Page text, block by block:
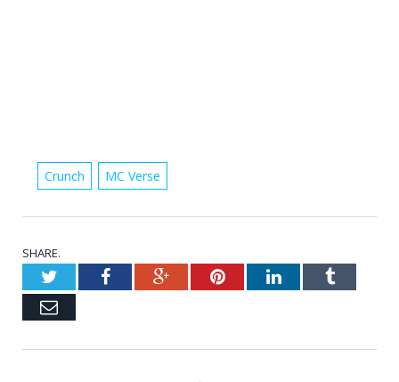
Crunch MC Verse
SHARE.
TwitterFacebookGoogle+PinterestLinkedInTumblr
Email